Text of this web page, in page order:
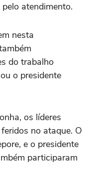
atendimento.
nesta
do trabalho
o presidente
os líderes
no ataque. O
e o presidente
participaram